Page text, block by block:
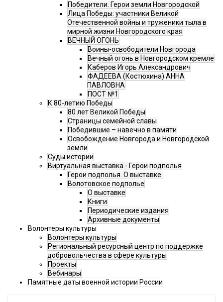
Победители. Герои земли Новгородской
Лица Победы: участники Великой
Отечественной войны и труженики тыла в
мирной жизни Новгородского края
ВЕЧНЫЙ ОГОНЬ
Воины-освободители Новгорода
Вечный огонь в Новгородском кремле
Каберов Игорь Александрович
ФАДЕЕВА (Костюхина) АННА
ПАВЛОВНА
ПОСТ №1
К 80-летию Победы
80 лет Великой Победы
Страницы семейной славы
Победившие – навечно в памяти
Освобождение Новгорода и Новгородской
земли
Суды истории
Виртуальная выставка - Герои подполья
Герои подполья. О выставке.
Волотовское подполье
О выставке
Книги
Периодические издания
Архивные документы
Волонтеры культуры
Волонтеры культуры
Региональный ресурсный центр по поддержке
добровольчества в сфере культуры
Проекты
Вебинары
Памятные даты военной истории России